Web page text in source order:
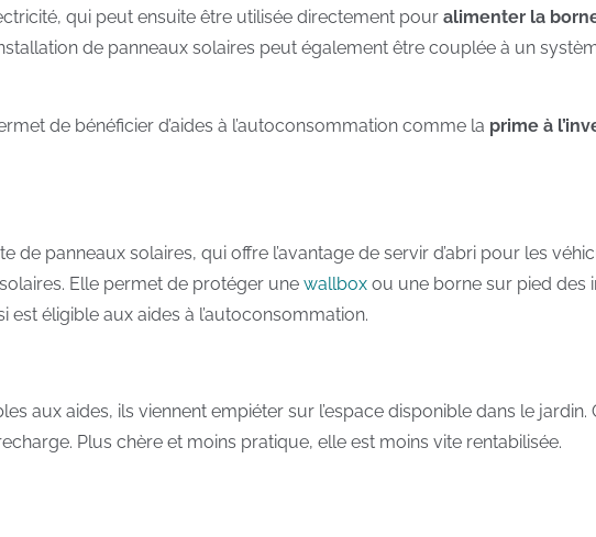
qui peut ensuite être utilisée directement pour alimenter la
de panneaux solaires peut également être couplée à un
de bénéficier d’aides à l’autoconsommation comme la prime à
panneaux solaires, qui offre l’avantage de servir d’abri pour les
Elle permet de protéger une wallbox ou une borne sur pied des
est éligible aux aides à l’autoconsommation.
aux aides, ils viennent empiéter sur l’espace disponible dans le jardin.
Plus chère et moins pratique, elle est moins vite rentabilisée.